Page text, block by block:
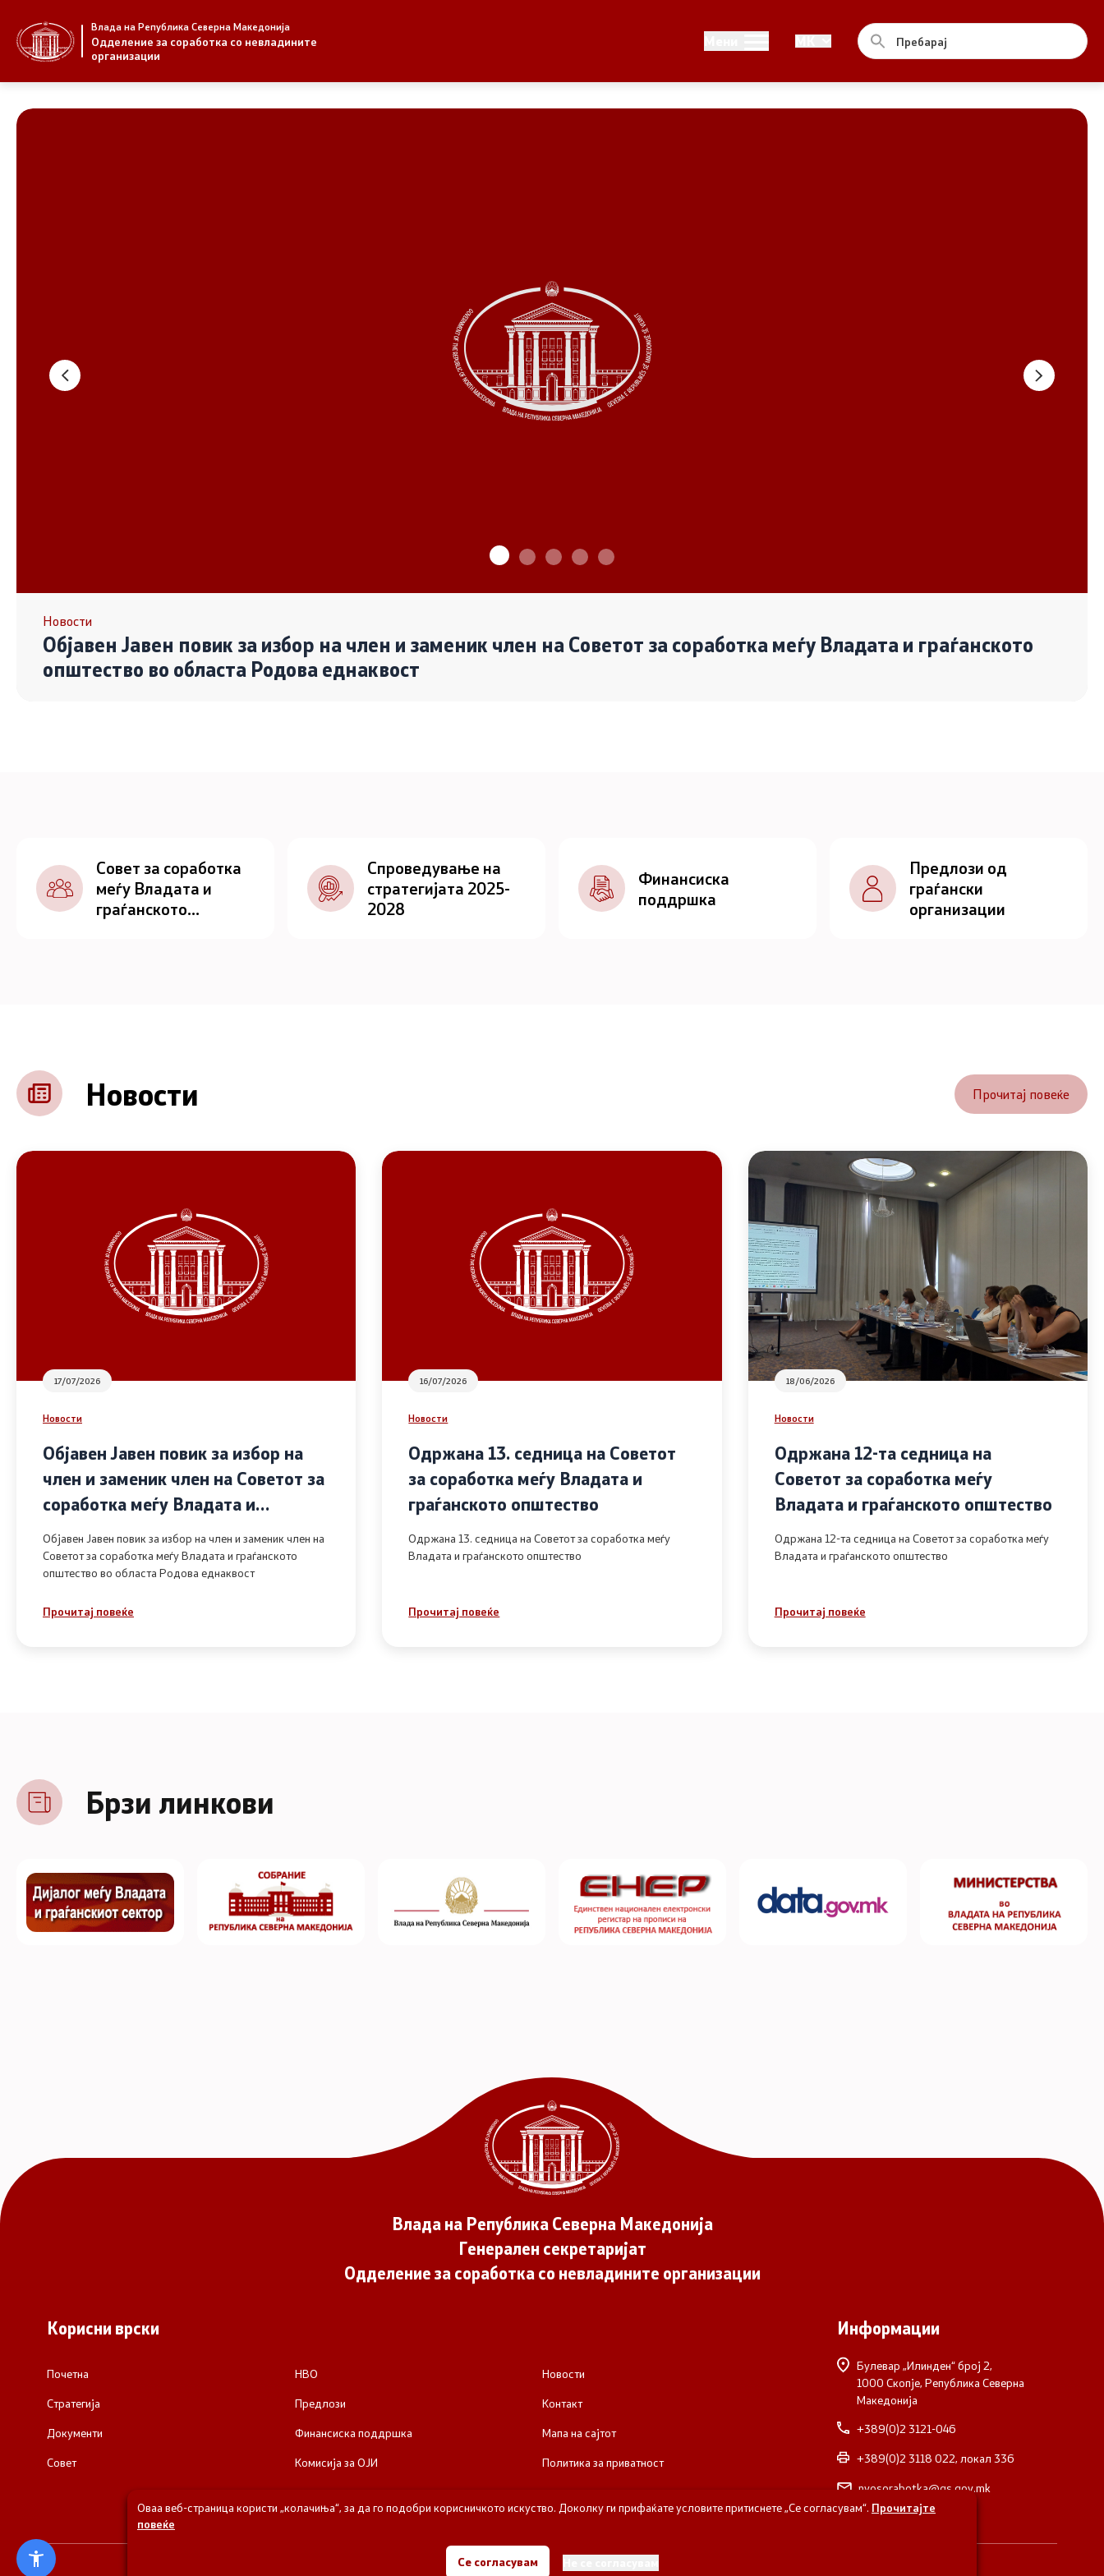
Влада на Република Северна Македонија
Одделение за соработка со невладините
организации
За нас Совет
Регистар
Дијалог меѓу Владата и граѓанскиот
Финансиска поддршка
Прегледи
Програми
Линкови
Изјава за пристапност
Новости
Објавен Јавен повик за избор на член и заменик член на Советот за соработка меѓу Владата и граѓанското
општество во областа Родова еднаквост
Совет за соработка
меѓу Владата и
граѓанското
Спроведување на
стратегијата 2025-
2028
Финансиска
поддршка
Предлози од
граѓански
организации
Новости Прочитај повеќе
17/07/2026
Новости
Објавен Јавен повик за избор на
член и заменик член на Советот за
соработка меѓу Владата и
граѓанското општество во областа
Родова еднаквост
Објавен Јавен повик за избор на член и заменик член на
Советот за соработка меѓу Владата и граѓанското
општество во областа Родова еднаквост
Прочитај повеќе
16/07/2026
Новости
Одржана 13. седница на Советот
за соработка меѓу Владата и
граѓанското општество
Одржана 13. седница на Советот за соработка меѓу
Владата и граѓанското општество
Прочитај повеќе
18/06/2026
Новости
Одржана 12-та седница на
Советот за соработка меѓу
Владата и граѓанското општество
Одржана 12-та седница на Советот за соработка меѓу
Владата и граѓанското општество
Прочитај повеќе
Брзи линкови
Влада на Република Северна Македонија
Генерален секретаријат
Одделение за соработка со невладините организации
Корисни врски
Почетна
Стратегија
Документи
Совет
НВО
Предлози
Финансиска поддршка
Комисија за ОЈИ
Новости
Контакт
Мапа на сајтот
Политика за приватност
Информации
Булевар „Илинден“ број 2,
1000 Скопје, Република Северна
Македонија
+389(0)2 3121-046
+389(0)2 3118 022, локал 336
nvosorabotka@gs.gov.mk
© 2026 Одделение за соработка со невладините организации - Влада на Република Северна Македонија
Оваа веб-страница користи „колачиња“, за да го подобри корисничкото искуство. Доколку ги прифаќате условите притиснете „Се согласувам“. Прочитајте
повеќе
Се согласувам